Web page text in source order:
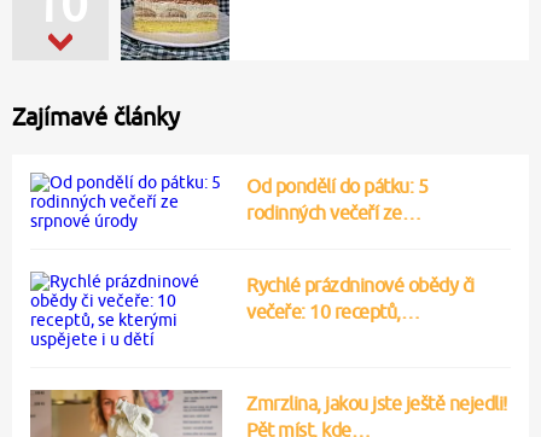
Zajímavé články
Od pondělí do pátku: 5
rodinných večeří ze…
Rychlé prázdninové obědy či
večeře: 10 receptů,…
Zmrzlina, jakou jste ještě nejedli!
Pět míst, kde…